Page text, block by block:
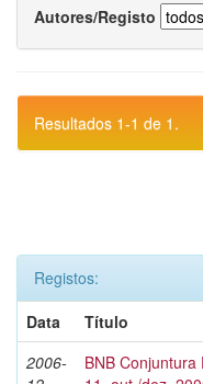
Autores/Registo
Resultados 1-1 de 1.
Registos:
Data
Título
2006-
BNB Conjuntura